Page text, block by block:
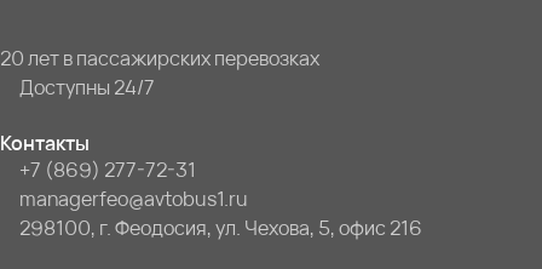
20 лет в пассажирских перевозках
Доступны 24/7
Контакты
+7 (869) 277-72-31
managerfeo@avtobus1.ru
298100, г. Феодосия, ул. Чехова, 5, офис 216